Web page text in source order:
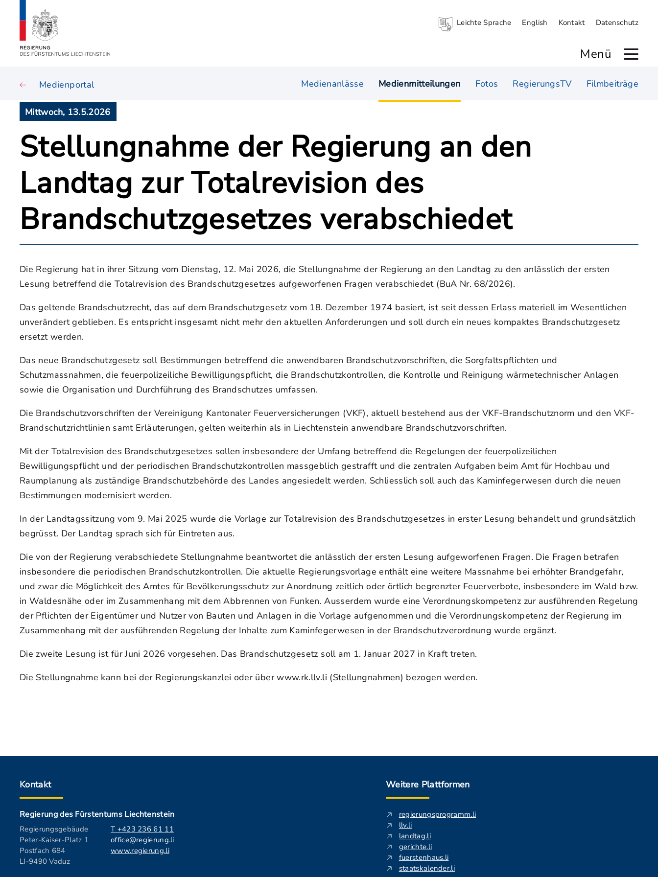
Leichte Sprache English Kontakt Datenschutz
Menü
Medienportal Medienanlässe Medienmitteilungen Fotos RegierungsTV Filmbeiträge
Mittwoch, 13.5.2026
Stellungnahme der Regierung an den
Landtag zur Totalrevision des
Brandschutzgesetzes verabschiedet
Die Regierung hat in ihrer Sitzung vom Dienstag, 12. Mai 2026, die Stellungnahme der Regierung an den Landtag zu den anlässlich der ersten
Lesung betreffend die Totalrevision des Brandschutzgesetzes aufgeworfenen Fragen verabschiedet (BuA Nr. 68/2026).
Das geltende Brandschutzrecht, das auf dem Brandschutzgesetz vom 18. Dezember 1974 basiert, ist seit dessen Erlass materiell im Wesentlichen
unverändert geblieben. Es entspricht insgesamt nicht mehr den aktuellen Anforderungen und soll durch ein neues kompaktes Brandschutzgesetz
ersetzt werden.
Das neue Brandschutzgesetz soll Bestimmungen betreffend die anwendbaren Brandschutzvorschriften, die Sorgfaltspflichten und
Schutzmassnahmen, die feuerpolizeiliche Bewilligungspflicht, die Brandschutzkontrollen, die Kontrolle und Reinigung wärmetechnischer Anlagen
sowie die Organisation und Durchführung des Brandschutzes umfassen.
Die Brandschutzvorschriften der Vereinigung Kantonaler Feuerversicherungen (VKF), aktuell bestehend aus der VKF-Brandschutznorm und den VKF-
Brandschutzrichtlinien samt Erläuterungen, gelten weiterhin als in Liechtenstein anwendbare Brandschutzvorschriften.
Mit der Totalrevision des Brandschutzgesetzes sollen insbesondere der Umfang betreffend die Regelungen der feuerpolizeilichen
Bewilligungspflicht und der periodischen Brandschutzkontrollen massgeblich gestrafft und die zentralen Aufgaben beim Amt für Hochbau und
Raumplanung als zuständige Brandschutzbehörde des Landes angesiedelt werden. Schliesslich soll auch das Kaminfegerwesen durch die neuen
Bestimmungen modernisiert werden.
In der Landtagssitzung vom 9. Mai 2025 wurde die Vorlage zur Totalrevision des Brandschutzgesetzes in erster Lesung behandelt und grundsätzlich
begrüsst. Der Landtag sprach sich für Eintreten aus.
Die von der Regierung verabschiedete Stellungnahme beantwortet die anlässlich der ersten Lesung aufgeworfenen Fragen. Die Fragen betrafen
insbesondere die periodischen Brandschutzkontrollen. Die aktuelle Regierungsvorlage enthält eine weitere Massnahme bei erhöhter Brandgefahr,
und zwar die Möglichkeit des Amtes für Bevölkerungsschutz zur Anordnung zeitlich oder örtlich begrenzter Feuerverbote, insbesondere im Wald bzw.
in Waldesnähe oder im Zusammenhang mit dem Abbrennen von Funken. Ausserdem wurde eine Verordnungskompetenz zur ausführenden Regelung
der Pflichten der Eigentümer und Nutzer von Bauten und Anlagen in die Vorlage aufgenommen und die Verordnungskompetenz der Regierung im
Zusammenhang mit der ausführenden Regelung der Inhalte zum Kaminfegerwesen in der Brandschutzverordnung wurde ergänzt.
Die zweite Lesung ist für Juni 2026 vorgesehen. Das Brandschutzgesetz soll am 1. Januar 2027 in Kraft treten.
Die Stellungnahme kann bei der Regierungskanzlei oder über www.rk.llv.li (Stellungnahmen) bezogen werden.
Kontakt
Regierung des Fürstentums Liechtenstein
Regierungsgebäude
Peter-Kaiser-Platz 1
Postfach 684
LI-9490 Vaduz
T +423 236 61 11
office@regierung.li
www.regierung.li
Weitere Plattformen
regierungsprogramm.li
llv.li
landtag.li
gerichte.li
fuerstenhaus.li
staatskalender.li